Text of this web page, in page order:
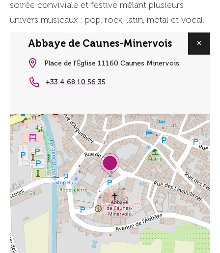
soirée conviviale et festive mêlant plusieurs
univers musicaux : pop, rock, latin, métal et vocal.
Abbaye de Caunes-Minervois
Place de l'Église 11160 Caunes Minervois
+33 4 68 10 56 35